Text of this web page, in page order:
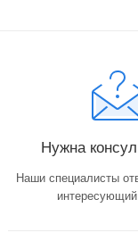
Нужна
Наши специалисты